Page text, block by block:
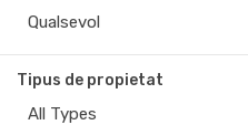
Qualsevol
Tipus de propietat
All Types